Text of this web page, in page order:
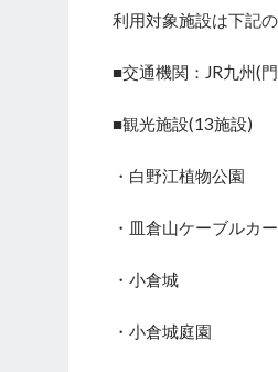
利用対象施設は下記の
■交通機関：JR九州(
■観光施設(13施設)
・白野江植物公園
・皿倉山ケーブルカ
・小倉城
・小倉城庭園